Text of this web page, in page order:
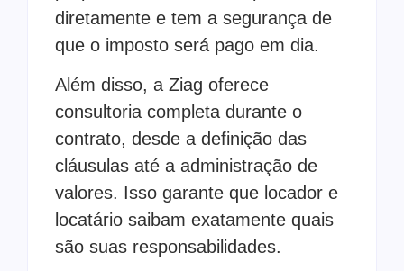
diretamente e tem a segurança de
que o imposto será pago em dia.
Além disso, a Ziag oferece
consultoria completa durante o
contrato, desde a definição das
cláusulas até a administração de
valores. Isso garante que locador e
locatário saibam exatamente quais
são suas responsabilidades.